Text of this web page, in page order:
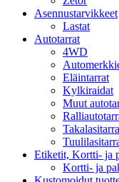
Asennustarvikkeet
Lastat
Autotarrat
4WD
Eläintarrat
Kylkiraidat
Muut
Etiketit, Kortti- ja
Kortti- ja